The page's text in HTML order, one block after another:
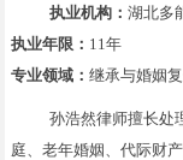
执业机构：湖北多
执业年限： 11年
专业领域：继承与婚姻
孙浩然律师擅长处
庭、老年婚姻、代际财